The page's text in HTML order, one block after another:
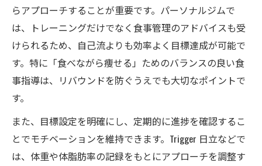
らアプローチすることが重要です。パーソナルジムで
は、トレーニングだけでなく食事管理のアドバイスも受
けられるため、自己流よりも効率よく目標達成が可能で
す。特に「食べながら痩せる」ためのバランスの良い食
事指導は、リバウンドを防ぐうえでも大切なポイントで
す。
また、目標設定を明確にし、定期的に進捗を確認するこ
とでモチベーションを維持できます。Trigger 日立などで
は、体重や体脂肪率の記録をもとにアプローチを調整す